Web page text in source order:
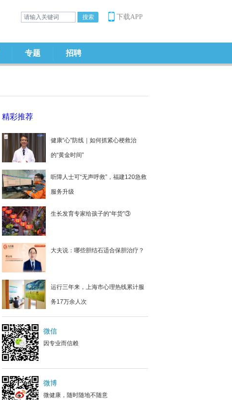
下载APP
专题 招聘
精彩推荐
健康“心”防线｜如何抓紧心梗救治
的“黄金时间”
听障人士可“无声呼救”，福建120急救
服务升级
生长发育专家给孩子的“年货”③
大夫说：哪些胆结石适合保胆治疗？
运行三年来，上海市心理热线累计服
务17万余人次
微信
因专业而信赖
微博
微健康，随时随地不随意